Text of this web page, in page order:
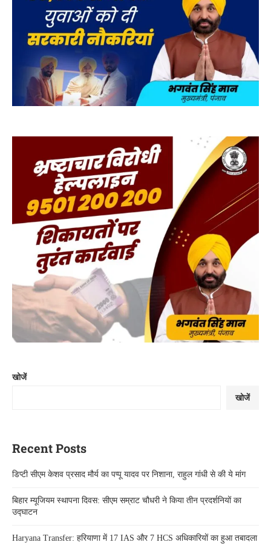
खोजें
खोजें
Recent Posts
डिप्टी सीएम केशव प्रसाद मौर्य का पप्पू यादव पर निशाना, राहुल गांधी से की ये मांग
बिहार म्यूजियम स्थापना दिवस: सीएम सम्राट चौधरी ने किया तीन प्रदर्शनियों का
उद्घाटन
Haryana Transfer: हरियाणा में 17 IAS और 7 HCS अधिकारियों का हुआ तबादला